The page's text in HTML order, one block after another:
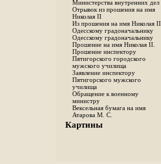
Министерства внутренних дел
Отрывок из прошения на имя
Николая II
Из прошения на имя Николая II.
Одесскому градоначальнику
Одесскому градоначальнику
Прошение на имя Николая II.
Прошение инспектору
Пятигорского городского
мужского училища
Заявление инспектору
Пятигорского мужского
училища
Обращение к военному
министру
Вексельная бумага на имя
Атарова М. С.
Картины